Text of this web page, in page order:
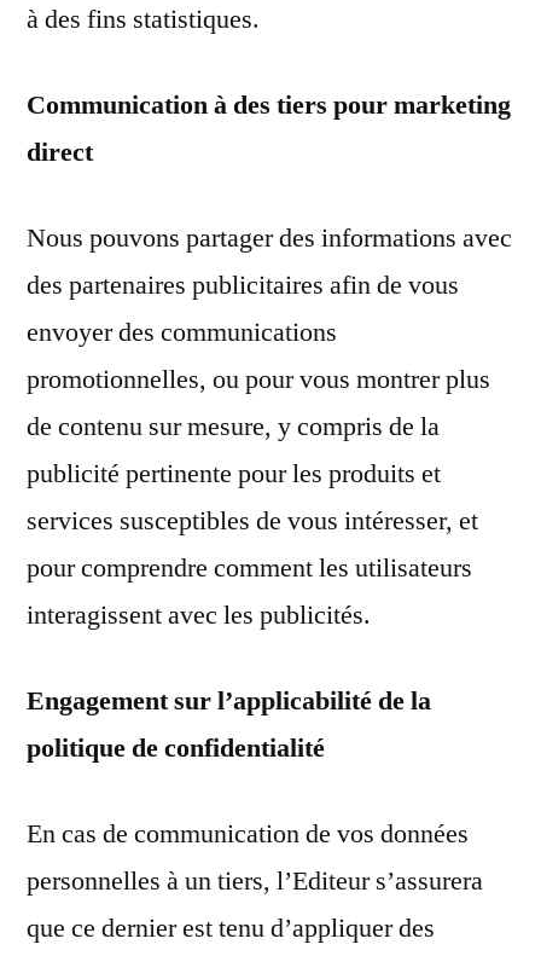
à des fins statistiques.
Communication à des tiers pour marketing
direct
Nous pouvons partager des informations avec
des partenaires publicitaires afin de vous
envoyer des communications
promotionnelles, ou pour vous montrer plus
de contenu sur mesure, y compris de la
publicité pertinente pour les produits et
services susceptibles de vous intéresser, et
pour comprendre comment les utilisateurs
interagissent avec les publicités.
Engagement sur l’applicabilité de la
politique de confidentialité
En cas de communication de vos données
personnelles à un tiers, l’Editeur s’assurera
que ce dernier est tenu d’appliquer des